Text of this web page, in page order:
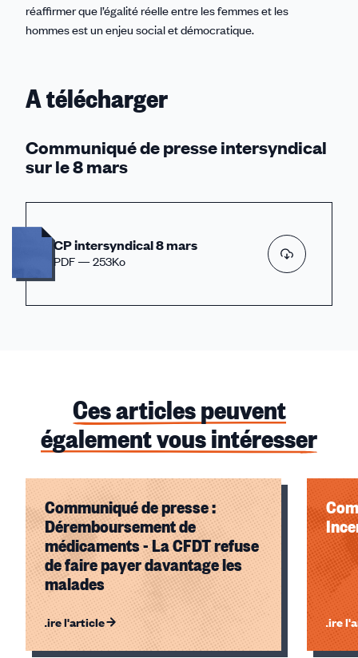
réaffirmer que l’égalité réelle entre les femmes et les
hommes est un enjeu social et démocratique.
A télécharger
Communiqué de presse intersyndical
sur le 8 mars
CP intersyndical 8 mars
PDF — 253Ko
Ces articles peuvent
également vous intéresser
Communiqué de presse :
Déremboursement de
médicaments - La CFDT refuse
de faire payer davantage les
malades
Lire l'article Lire